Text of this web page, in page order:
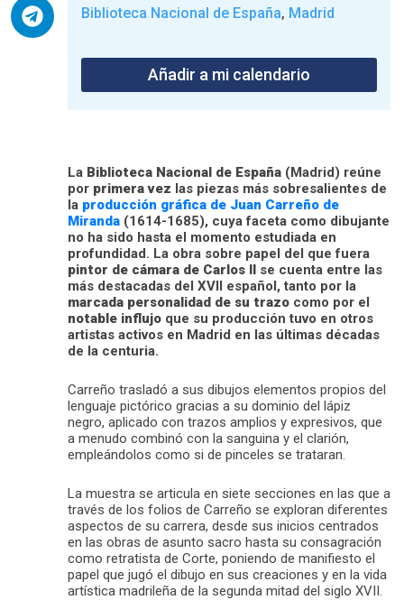
Biblioteca Nacional de España, Madrid
Añadir a mi calendario
La Biblioteca Nacional de España (Madrid) reúne
por primera vez las piezas más sobresalientes de
la producción gráfica de Juan Carreño de
Miranda (1614-1685), cuya faceta como dibujante
no ha sido hasta el momento estudiada en
profundidad. La obra sobre papel del que fuera
pintor de cámara de Carlos II se cuenta entre las
más destacadas del XVII español, tanto por la
marcada personalidad de su trazo como por el
notable influjo que su producción tuvo en otros
artistas activos en Madrid en las últimas décadas
de la centuria.
Carreño trasladó a sus dibujos elementos propios del
lenguaje pictórico gracias a su dominio del lápiz
negro, aplicado con trazos amplios y expresivos, que
a menudo combinó con la sanguina y el clarión,
empleándolos como si de pinceles se trataran.
La muestra se articula en siete secciones en las que a
través de los folios de Carreño se exploran diferentes
aspectos de su carrera, desde sus inicios centrados
en las obras de asunto sacro hasta su consagración
como retratista de Corte, poniendo de manifiesto el
papel que jugó el dibujo en sus creaciones y en la vida
artística madrileña de la segunda mitad del siglo XVII.